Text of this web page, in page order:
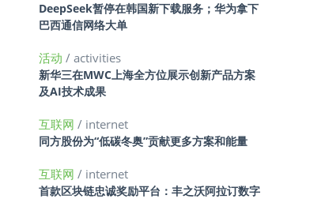
DeepSeek暂停在韩国新下载服务；华为拿下
巴西通信网络大单
活动 / activities
新华三在MWC上海全方位展示创新产品方案
及AI技术成果
互联网 / internet
同方股份为“低碳冬奥”贡献更多方案和能量
互联网 / internet
首款区块链忠诚奖励平台：丰之沃阿拉订数字